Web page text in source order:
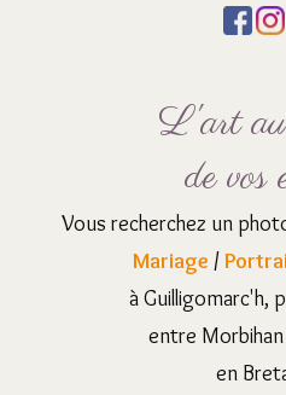
L'art au
de vos
Vous recherchez un
Mariage /
à Guilligomarc'h,
entre
en